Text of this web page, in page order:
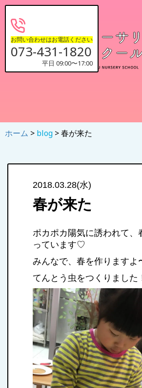
お問い合わせはお電話ください
073-431-1820
平日 09:00〜17:00
ホーム > blog > 春が来た
2018.03.28(水)
春が来た
ポカポカ陽気に誘われて、
っています♡
みんなで、春を作りますよ
てんとう虫をつくりました